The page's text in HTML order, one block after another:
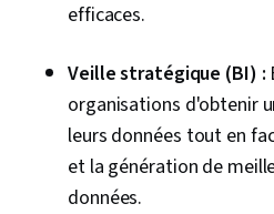
conception,
artificielle, Logiciel
Gestion de
Sécurité des
efficaces.
Veille stratégique (BI) :
organisations d'obtenir
leurs données tout en
et la génération de
données.